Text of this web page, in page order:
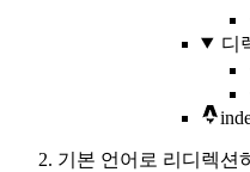
디
기본 언어로 리디렉션